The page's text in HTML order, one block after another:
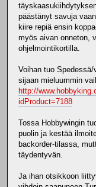
päästänyt savuja
kiire repiä ensin
myös aivan onneton,
ohjelmointikortilla.
Voihan tuo
sijaan mieluummin
http://
idProduct=7188
Tossa Hobbywingin
puolin ja kestää
backorder-tilassa,
täydentyvän.
Ja ihan otsikkoon